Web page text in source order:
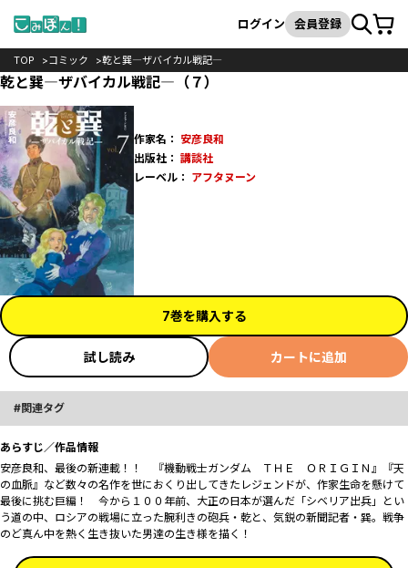
検索
ログイン 会員登録カート
TOP コミック 乾と巽―ザバイカル戦記―
乾と巽―ザバイカル戦記―（７）
作家名： 安彦良和
出版社： 講談社
レーベル： アフタヌーン
7巻を購入する
試し読み カートに追加
関連タグ
あらすじ／作品情報
安彦良和、最後の新連載！！ 『機動戦士ガンダム ＴＨＥ ＯＲＩＧＩＮ』『天
の血脈』など数々の名作を世におくり出してきたレジェンドが、作家生命を懸けて
最後に挑む巨編！ 今から１００年前、大正の日本が選んだ「シベリア出兵」とい
う道の中、ロシアの戦場に立った腕利きの砲兵・乾と、気鋭の新聞記者・巽。戦争
のど真ん中を熱く生き抜いた男達の生き様を描く！